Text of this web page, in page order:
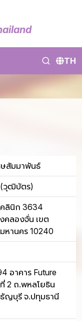
TH
สัมมาพันธ์
วุฒิบัตร)
ลินิก 3634
คลองจั่น เขต
หานคร 10240
อาคาร Future
2 ถ.พหลโยธิน
ญบุรี จ.ปทุมธานี